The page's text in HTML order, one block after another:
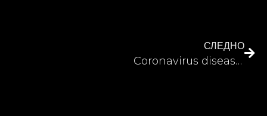
СЛЕДНО
Coronavirus disease 2026